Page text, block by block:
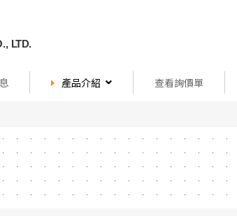
產品介紹 查看詢價單